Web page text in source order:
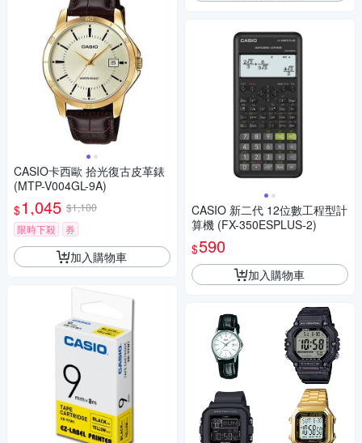
CASIO卡西歐 拾光復古皮革錶
(MTP-V004GL-9A)
$1,045 $1,100
限時下殺
券
加入購物車
CASIO 新二代 12位數工程型計
算機 (FX-350ESPLUS-2)
$590
加入購物車